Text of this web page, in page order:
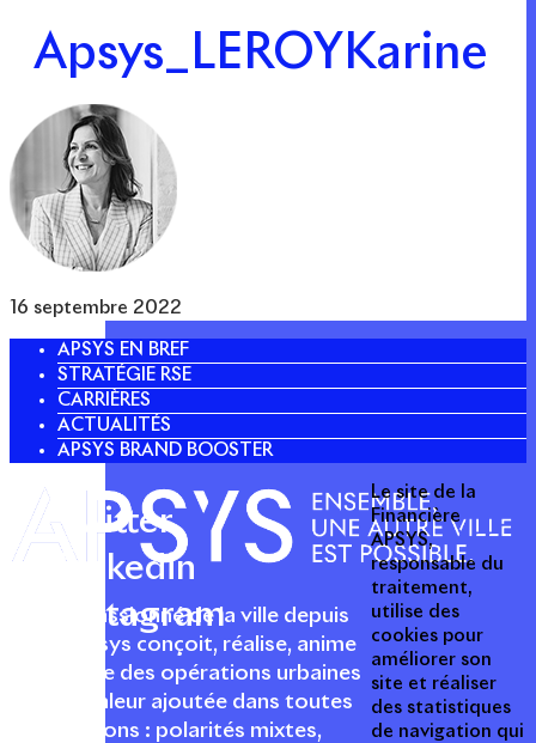
Apsys_LEROYKarine
16 septembre 2022
APSYS EN BREF
STRATÉGIE RSE
CARRIÈRES
ACTUALITÉS
APSYS BRAND BOOSTER
Acteur passionné de la ville depuis
1996, Apsys conçoit, réalise, anime
et valorise des opérations urbaines
à forte valeur ajoutée dans toutes
les fonctions : polarités mixtes,
Twitter
Linkedin
Instagram
Le site de la
Financière
APSYS,
responsable du
traitement,
utilise des
cookies pour
améliorer son
site et réaliser
des statistiques
de navigation qui